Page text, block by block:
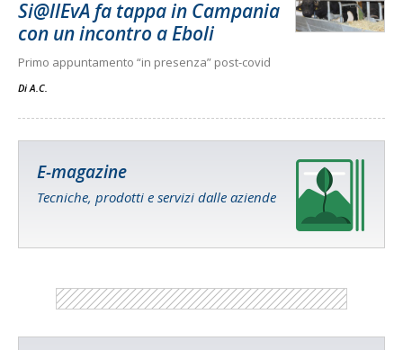
Si@llEvA fa tappa in Campania
con un incontro a Eboli
Primo appuntamento “in presenza” post-covid
DiA.C.
E-magazine
Tecniche, prodotti e servizi dalle aziende